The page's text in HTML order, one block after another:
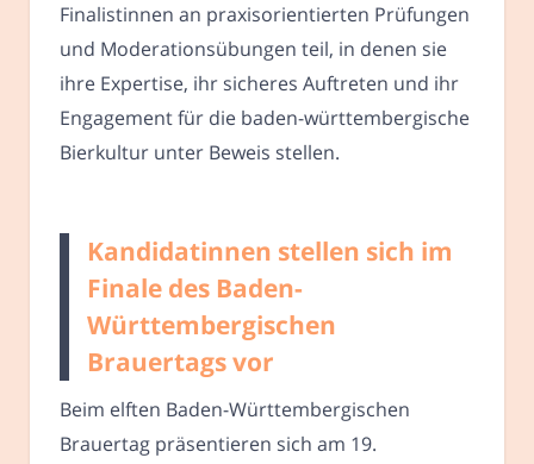
Finalistinnen an praxisorientierten Prüfungen
und Moderationsübungen teil, in denen sie
ihre Expertise, ihr sicheres Auftreten und ihr
Engagement für die baden-württembergische
Bierkultur unter Beweis stellen.
Kandidatinnen stellen sich im
Finale des Baden-
Württembergischen
Brauertags vor
Beim elften Baden-Württembergischen
Brauertag präsentieren sich am 19.